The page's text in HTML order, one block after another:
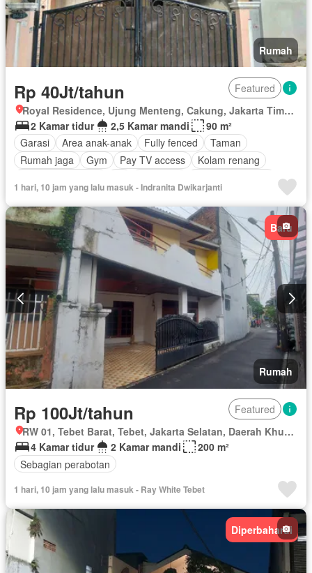
Rumah
Rp 40Jt/tahun
Featured
Royal Residence, Ujung Menteng, Cakung, Jakarta Timur, Daerah Khusus Ibukota Jakarta
2 Kamar tidur
2,5 Kamar mandi
90 m²
Garasi
Area anak-anak Fully fenced
Taman
Rumah jaga
Gym Pay TV access
Kolam renang
1 hari, 10 jam yang lalu masuk - Indranita Dwikarjanti
Baru
Rumah
Rp 100Jt/tahun
Featured
RW 01, Tebet Barat, Tebet, Jakarta Selatan, Daerah Khusus Ibukota Jakarta
4 Kamar tidur
2 Kamar mandi
200 m²
Sebagian perabotan
1 hari, 10 jam yang lalu masuk - Ray White Tebet
Diperbaharui